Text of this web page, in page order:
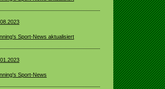
Sport-News aktualisiert
Sport-News